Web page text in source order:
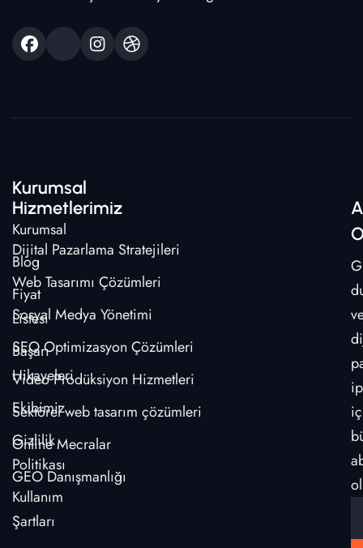
Kurumsal
Kurumsal
Blog
Fiyat
Listesi
Başarı
Hikayeleri
Ekibimiz
Gizlilik
Politikası
Kullanım
Şartları
Hizmetlerimiz
Dijital Pazarlama Stratejileri
Web Tasarımı Çözümleri
Sosyal Medya Yönetimi
SEO Optimizasyon Çözümleri
Video Prodüksiyon Hizmetleri
Sektörel web tasarım çözümleri
Online Mecralar
GEO Danışmanlığı